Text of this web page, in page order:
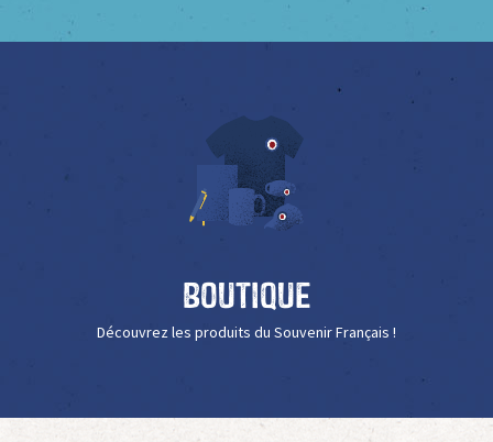
Boutique
Découvrez les produits du Souvenir Français !